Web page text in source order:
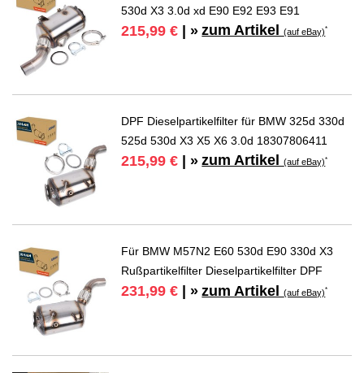
530d X3 3.0d xd E90 E92 E93 E91
215,99 € | » zum Artikel(auf eBay)*
DPF Dieselpartikelfilter für BMW 325d 330d
525d 530d X3 X5 X6 3.0d 18307806411
215,99 € | » zum Artikel(auf eBay)*
Für BMW M57N2 E60 530d E90 330d X3
Rußpartikelfilter Dieselpartikelfilter DPF
231,99 € | » zum Artikel(auf eBay)*